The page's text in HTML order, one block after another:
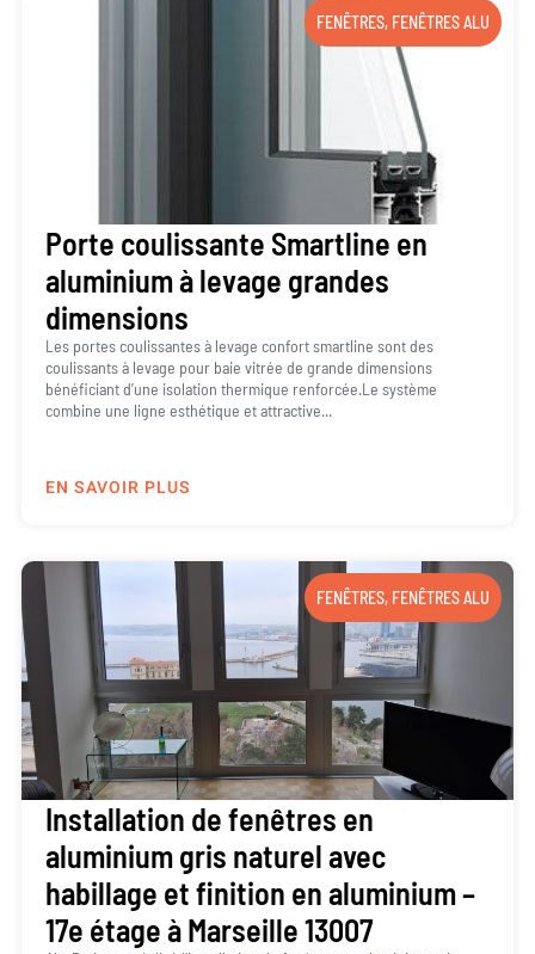
FENÊTRES, FENÊTRES ALU
Porte coulissante Smartline en
aluminium à levage grandes
dimensions
Les portes coulissantes à levage confort smartline sont des
coulissants à levage pour baie vitrée de grande dimensions
bénéficiant d’une isolation thermique renforcée.Le système
combine une ligne esthétique et attractive...
EN SAVOIR PLUS
FENÊTRES, FENÊTRES ALU
Installation de fenêtres en
aluminium gris naturel avec
habillage et finition en aluminium –
17e étage à Marseille 13007